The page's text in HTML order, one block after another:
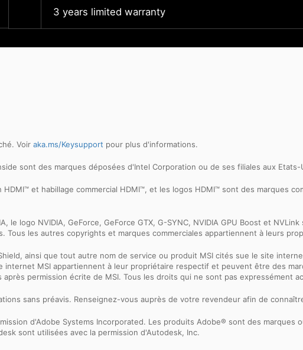
3 years limited warranty
Voir aka.ms/Keysupport pour plus d'informations.
sont des marques déposées d'Intel Corporation ou de ses filiales aux
et habillage commercial HDMI™, et les logos HDMI™ sont des marques
le logo NVIDIA, GeForce, GeForce GTX, G-SYNC, NVIDIA GPU Boost et
Tous les autres copyrights et marques commerciales appartiennent à leurs
ainsi que tout autre nom de service ou produit MSI cités sue le site
MSI appartiennent à leur propriétaire respectif et peuvent être des
permission écrite de MSI. Tous les droits qui ne sont pas expressément
sans préavis. Renseignez-vous auprès de votre revendeur afin de
d'Adobe Systems Incorporated. Les produits Adobe® sont des marques
sont utilisées avec la permission d'Autodesk, Inc.